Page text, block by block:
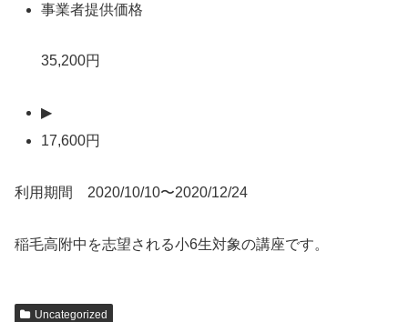
事業者提供価格
35,200円
▶
17,600円
利用期間 2020/10/10〜2020/12/24
稲毛高附中を志望される小6生対象の講座です。
Uncategorized